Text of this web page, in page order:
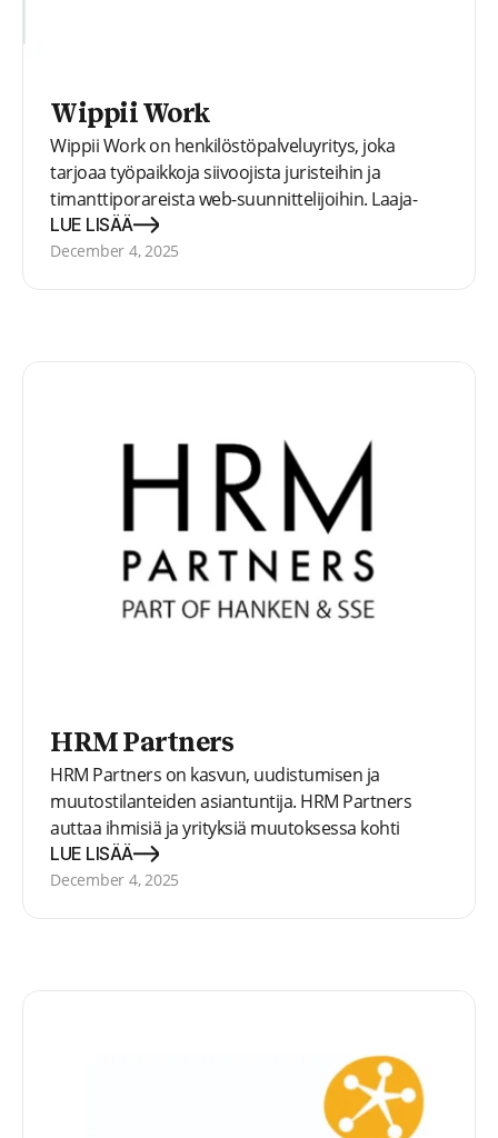
Wippii Work
Wippii Work on henkilöstöpalveluyritys, joka
tarjoaa työpaikkoja siivoojista juristeihin ja
timanttiporareista web-suunnittelijoihin. Laaja-
alaiset työalat tarvitsevat toimialatuntemusta ja
sitä Wippiissä riittää.
LUE LISÄÄ
December 4, 2025
HRM Partners
HRM Partners on kasvun, uudistumisen ja
muutostilanteiden asiantuntija. HRM Partners
auttaa ihmisiä ja yrityksiä muutoksessa kohti
parempaa ja merkityksellisempää työelämää.
LUE LISÄÄ
December 4, 2025